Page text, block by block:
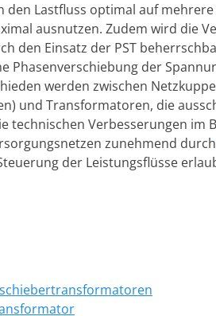
den Lastfluss optimal auf
ausnutzen. Zudem wird die
den Einsatz der PST
Phasenverschiebung der
werden zwischen
und Transformatoren, die
technischen Verbesserungen im
zunehmend durch
der Leistungsflüsse